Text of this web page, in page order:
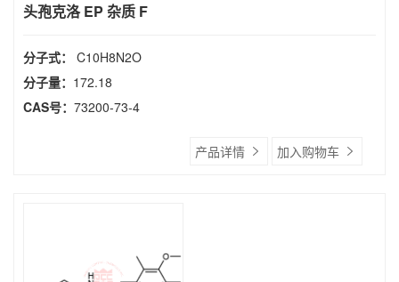
头孢克洛 EP 杂质 F
分子式： C10H8N2O
分子量： 172.18
CAS号： 73200-73-4
产品详情 加入购物车